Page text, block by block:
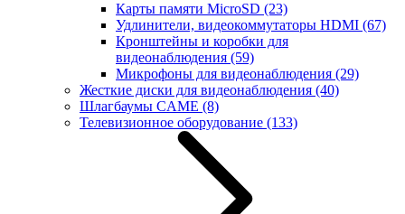
Карты памяти MicroSD (23)
Удлинители, видеокоммутаторы HDMI (67)
Кронштейны и коробки для
видеонаблюдения (59)
Микрофоны для видеонаблюдения (29)
Жесткие диски для видеонаблюдения (40)
Шлагбаумы CAME (8)
Телевизионное оборудование (133)